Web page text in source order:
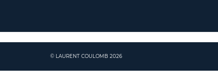
© LAURENT COULOMB 2026